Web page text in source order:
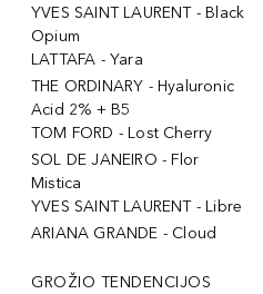
YVES SAINT LAURENT - Black
Opium
LATTAFA - Yara
THE ORDINARY - Hyaluronic
Acid 2% + B5
TOM FORD - Lost Cherry
SOL DE JANEIRO - Flor
Mistica
YVES SAINT LAURENT - Libre
ARIANA GRANDE - Cloud
GROŽIO TENDENCIJOS